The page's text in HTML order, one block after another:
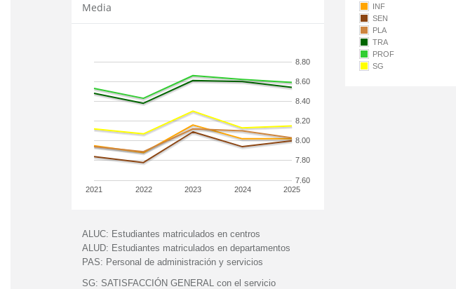
Media
2021 2022 2023 2024 2025
7.60
7.80
8.00
8.20
8.40
8.60
8.80
INF
SEN
PLA
TRA
PROF
SG
ALUC: Estudiantes matriculados en centros
ALUD: Estudiantes matriculados en departamentos
PAS: Personal de administración y servicios
SG: SATISFACCIÓN GENERAL con el servicio